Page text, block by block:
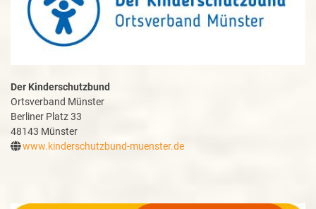
Der Kinderschutzbund
Ortsverband Münster
Berliner Platz 33
48143 Münster
www.kinderschutzbund-muenster.de